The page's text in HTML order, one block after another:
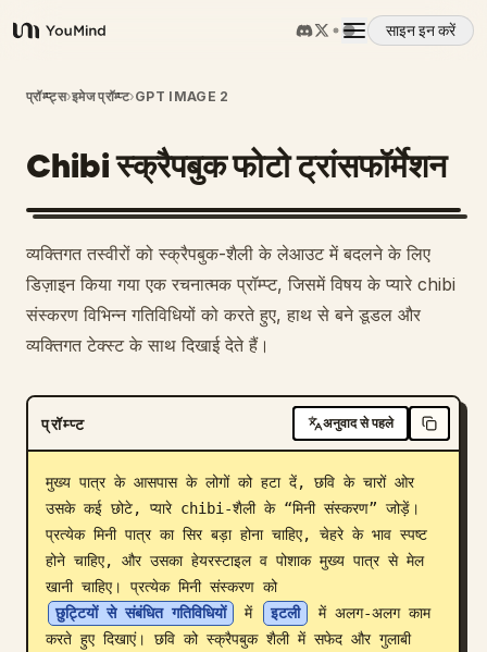
YouMind
साइन इन करें
अवलोकन
उपयोग के मामले
प्रॉम्प्ट
डाउनलोड
ब्लॉग
अपडेट
प्रॉम्प्ट्स›इमेज प्रॉम्प्ट›GPT IMAGE 2
Chibi स्क्रैपबुक फोटो ट्रांसफॉर्मेशन
व्यक्तिगत तस्वीरों को स्क्रैपबुक-शैली के लेआउट में बदलने के लिए
डिज़ाइन किया गया एक रचनात्मक प्रॉम्प्ट, जिसमें विषय के प्यारे chibi
संस्करण विभिन्न गतिविधियों को करते हुए, हाथ से बने डूडल और
व्यक्तिगत टेक्स्ट के साथ दिखाई देते हैं।
प्रॉम्प्ट अनुवाद से पहले
मुख्य पात्र के आसपास के लोगों को हटा दें, छवि के चारों ओर
उसके कई छोटे, प्यारे chibi-शैली के “मिनी संस्करण” जोड़ें।
प्रत्येक मिनी पात्र का सिर बड़ा होना चाहिए, चेहरे के भाव स्पष्ट
होने चाहिए, और उसका हेयरस्टाइल व पोशाक मुख्य पात्र से मेल
खानी चाहिए। प्रत्येक मिनी संस्करण को
छुट्टियों से संबंधित गतिविधियों
में इटली
में अलग-अलग काम
करते हुए दिखाएं। छवि को स्क्रैपबुक शैली में सफेद और गुलाबी